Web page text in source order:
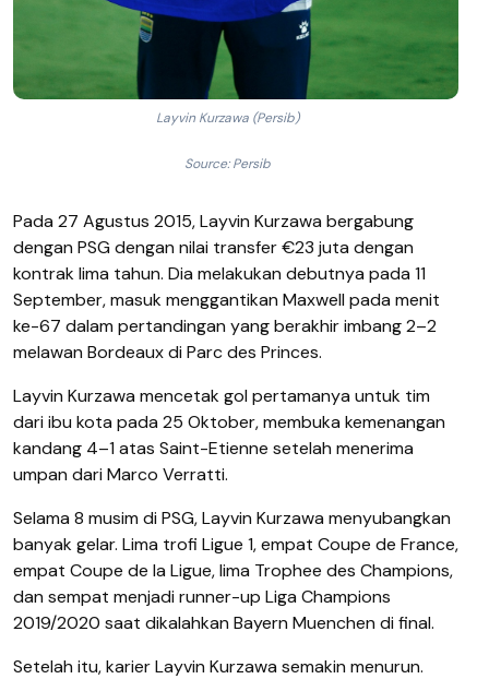
Layvin Kurzawa (Persib)
Source: Persib
Pada 27 Agustus 2015, Layvin Kurzawa bergabung
dengan PSG dengan nilai transfer €23 juta dengan
kontrak lima tahun. Dia melakukan debutnya pada 11
September, masuk menggantikan Maxwell pada menit
ke-67 dalam pertandingan yang berakhir imbang 2–2
melawan Bordeaux di Parc des Princes.
Layvin Kurzawa mencetak gol pertamanya untuk tim
dari ibu kota pada 25 Oktober, membuka kemenangan
kandang 4–1 atas Saint-Etienne setelah menerima
umpan dari Marco Verratti.
Selama 8 musim di PSG, Layvin Kurzawa menyubangkan
banyak gelar. Lima trofi Ligue 1, empat Coupe de France,
empat Coupe de la Ligue, lima Trophee des Champions,
dan sempat menjadi runner-up Liga Champions
2019/2020 saat dikalahkan Bayern Muenchen di final.
Setelah itu, karier Layvin Kurzawa semakin menurun.